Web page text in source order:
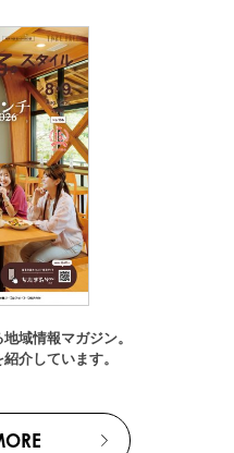
域情報マガジン。
介しています。